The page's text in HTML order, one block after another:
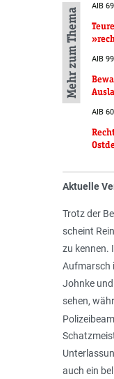
Mehr zum Thema
AIB
AIB
AIB
Aktuelle
Trotz der
scheint
zu kennen.
Aufmarsch
Johnke
sehen,
auch ein